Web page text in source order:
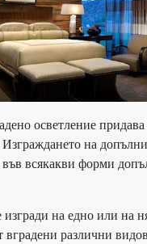
осветление
на
всякакви форми
на едно или на
вградени различни